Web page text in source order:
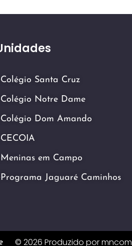
Colégio Santa Cruz
Colégio Notre Dame
Colégio Dom Amando
CECOIA
Meninas em Campo
Programa Jaguaré Caminhos
© 2026 Produzido pormncom